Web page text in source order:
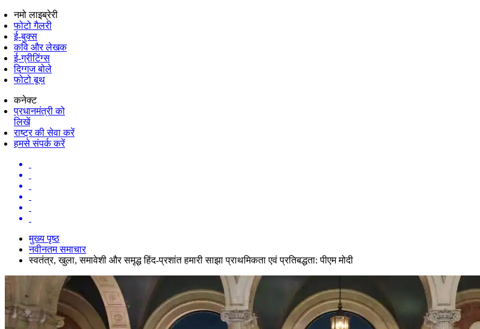
नमो लाइब्रेरी
फोटो गैलरी
ई-बुक्स
कवि और लेखक
ई-ग्रीटिंग्स
दिग्गज बोले
फोटो बूथ
कनेक्ट
प्रधानमंत्री को
लिखें
राष्ट्र की सेवा करें
हमसे संपर्क करें
मुख्य पृष्ठ
नवीनतम समाचार
स्वतंत्र, खुला, समावेशी और समृद्ध हिंद-प्रशांत हमारी साझा प्राथमिकता एवं प्रतिबद्धता: पीएम मोदी